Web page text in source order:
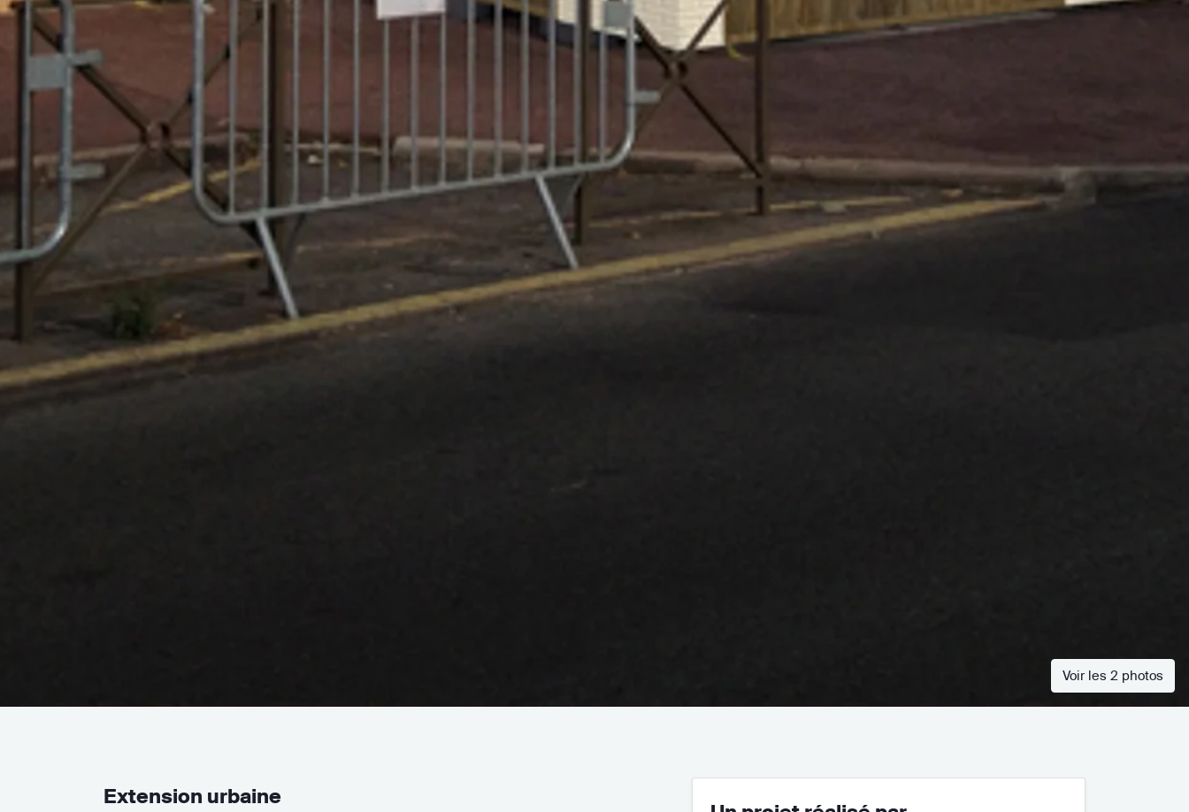
Voir les 2 photos
Extension urbaine